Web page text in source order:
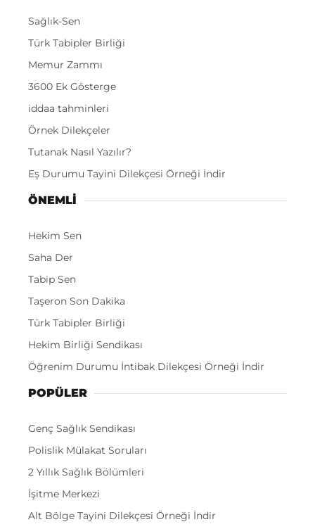
Sağlık-Sen
Türk Tabipler Birliği
Memur Zammı
3600 Ek Gösterge
iddaa tahminleri
Örnek Dilekçeler
Tutanak Nasıl Yazılır?
Eş Durumu Tayini Dilekçesi Örneği İndir
ÖNEMLI
Hekim Sen
Saha Der
Tabip Sen
Taşeron Son Dakika
Türk Tabipler Birliği
Hekim Birliği Sendikası
Öğrenim Durumu İntibak Dilekçesi Örneği İndir
POPÜLER
Genç Sağlık Sendikası
Polislik Mülakat Soruları
2 Yıllık Sağlık Bölümleri
İşitme Merkezi
Alt Bölge Tayini Dilekçesi Örneği İndir